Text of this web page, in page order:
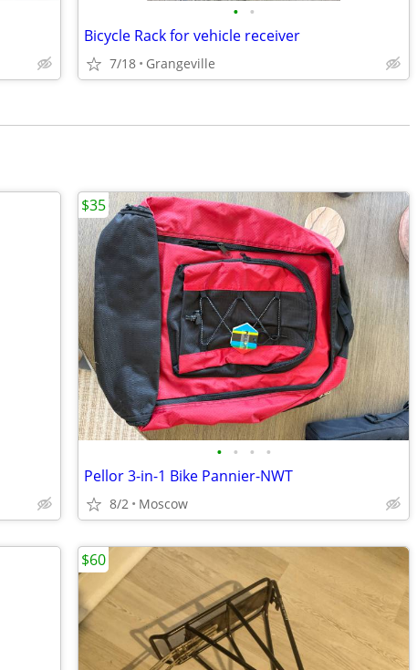
• •
Bicycle Rack for vehicle receiver
7/18 Grangeville
• • • •
Pellor 3-in-1 Bike Pannier-NWT
8/2 Moscow
$35
$60